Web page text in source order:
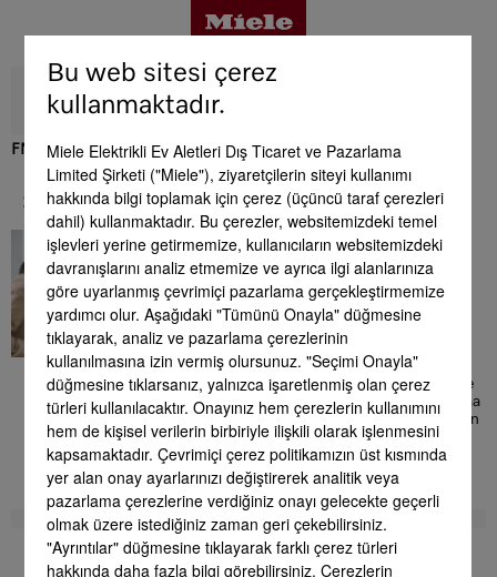
Avantajlar
Ürün detayları
Aksesuar
Servis & Destek
Yan yana kombinasyon
FNUS 7040 D
Servis & Destek
İyi bir his
Burada size Miele ürünleriyle
bağlantılı olarak yardımcı
olabilecek kapsamlı bilgiler
bulabilirsiniz. Ön aşamadaki
satın alma danışmanlığından,
cihazın evinizdeki kurulumuna
kadar uzanan kapsamlı çerçeve
teklif veya mükemmel kullanıma
ilişkin detaylı bilgiler. Her zaman
yanınızdayız - hizmetinizde
olduğumuzu unutmayınız!
Bu web sitesi çerez
kullanmaktadır.
Miele Elektrikli Ev Aletleri Dış Ticaret ve Pazarlama
Limited Şirketi ("Miele"), ziyaretçilerin siteyi kullanımı
hakkında bilgi toplamak için çerez (üçüncü taraf çerezleri
dahil) kullanmaktadır. Bu çerezler, websitemizdeki temel
işlevleri yerine getirmemize, kullanıcıların websitemizdeki
davranışlarını analiz etmemize ve ayrıca ilgi alanlarınıza
göre uyarlanmış çevrimiçi pazarlama gerçekleştirmemize
yardımcı olur. Aşağıdaki "Tümünü Onayla" düğmesine
tıklayarak, analiz ve pazarlama çerezlerinin
kullanılmasına izin vermiş olursunuz. "Seçimi Onayla"
düğmesine tıklarsanız, yalnızca işaretlenmiş olan çerez
türleri kullanılacaktır. Onayınız hem çerezlerin kullanımını
hem de kişisel verilerin birbiriyle ilişkili olarak işlenmesini
kapsamaktadır. Çevrimiçi çerez politikamızın üst kısmında
yer alan onay ayarlarınızı değiştirerek analitik veya
pazarlama çerezlerine verdiğiniz onayı gelecekte geçerli
olmak üzere istediğiniz zaman geri çekebilirsiniz.
"Ayrıntılar" düğmesine tıklayarak farklı çerez türleri
hakkında daha fazla bilgi görebilirsiniz. Çerezlerin